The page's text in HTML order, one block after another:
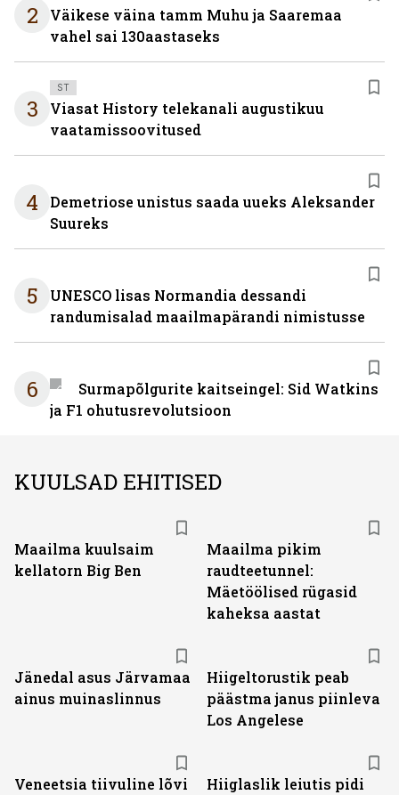
2
Väikese väina tamm Muhu ja Saaremaa
vahel sai 130aastaseks
3
ST
Viasat History telekanali augustikuu
vaatamissoovitused
4
Demetriose unistus saada uueks Aleksander
Suureks
5
UNESCO lisas Normandia dessandi
randumisalad maailmapärandi nimistusse
6
Surmapõlgurite kaitseingel: Sid Watkins
ja F1 ohutusrevolutsioon
KUULSAD EHITISED
Maailma kuulsaim
kellatorn Big Ben
Maailma pikim
raudteetunnel:
Mäetöölised rügasid
kaheksa aastat
Jänedal asus Järvamaa
ainus muinaslinnus
Hiigeltorustik peab
päästma janus piinleva
Los Angelese
Veneetsia tiivuline lõvi
Hiiglaslik leiutis pidi